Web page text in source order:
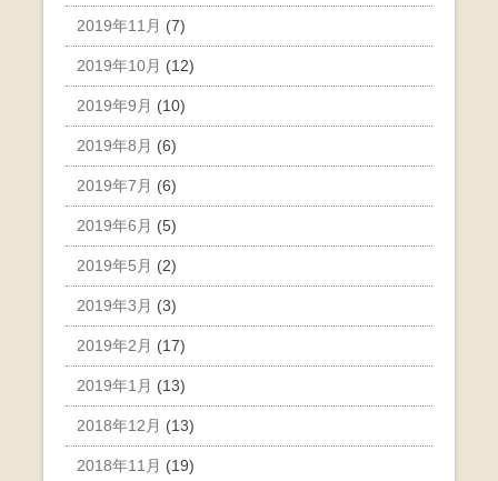
2019年11月 (7)
2019年10月 (12)
2019年9月 (10)
2019年8月 (6)
2019年7月 (6)
2019年6月 (5)
2019年5月 (2)
2019年3月 (3)
2019年2月 (17)
2019年1月 (13)
2018年12月 (13)
2018年11月 (19)